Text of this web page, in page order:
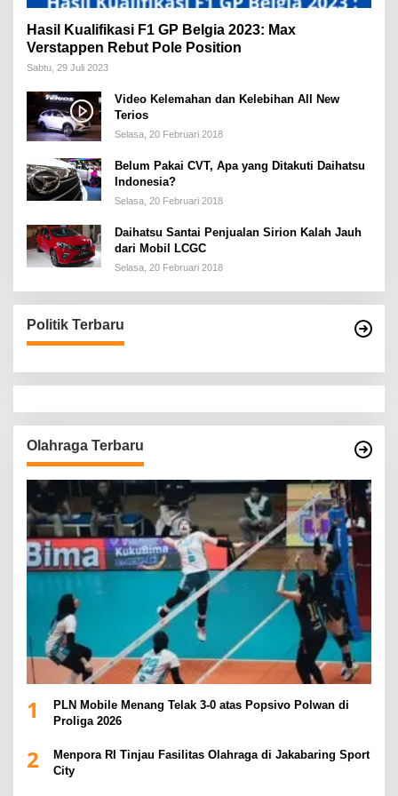
Hasil Kualifikasi F1 GP Belgia 2023: Max
Verstappen Rebut Pole Position
Sabtu, 29 Juli 2023
Video Kelemahan dan Kelebihan All New
Terios
Selasa, 20 Februari 2018
Belum Pakai CVT, Apa yang Ditakuti Daihatsu
Indonesia?
Selasa, 20 Februari 2018
Daihatsu Santai Penjualan Sirion Kalah Jauh
dari Mobil LCGC
Selasa, 20 Februari 2018
Politik Terbaru
Olahraga Terbaru
1
PLN Mobile Menang Telak 3-0 atas Popsivo Polwan di
Proliga 2026
2
Menpora RI Tinjau Fasilitas Olahraga di Jakabaring Sport
City